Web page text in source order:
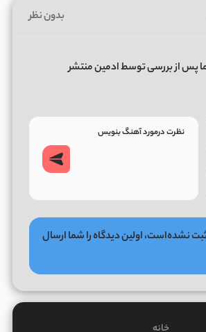
بدون نظر
پس از بررسی توسط ادمین منتشر
نشده‌است، اولین دیدگاه را شما ارسال